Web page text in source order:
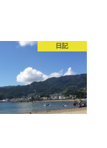
日記